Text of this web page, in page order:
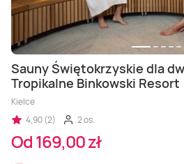
Sauny Świętokrzyskie dla
Tropikalne Binkowski Resort
Kielce
4,90 (2)
2 os.
Od 169,00 zł